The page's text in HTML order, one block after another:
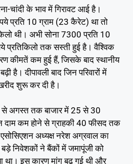
चांदी के भाव में गिरावट आई है।
प्रति 10 ग्राम (23 कैरेट) था तो
थी। अभी सोना 7300 प्रति 10
प्रतिकिलो तक सस्ती हुई है। वैश्विक
कीमतें कम हुई हैं, जिसके बाद स्थानीय
है। दीपावली बाद जिन परिवारों में
खरीद शुरू कर दी है।
से अगस्त तक बाजार में 25 से 30
दाम कम होने से ग्राहकी 40 फीसद तक
एसोसिएशन अध्यक्ष नरेश अग्रवाल का
निवेशकों ने बैंकों में जमापूंजी को
था। इस कारण मांग बढ़ गई थी और